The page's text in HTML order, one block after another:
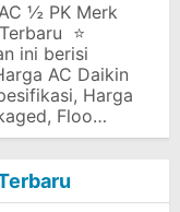
½ PK Merk
⭐
ini berisi
AC Daikin
Harga
Floo…